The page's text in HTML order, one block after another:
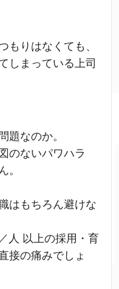
もりはなくても、
しまっている上司
題なのか。
のないパワハラ
。
はもちろん避けな
人 以上の採用・育
接の痛みでしょ